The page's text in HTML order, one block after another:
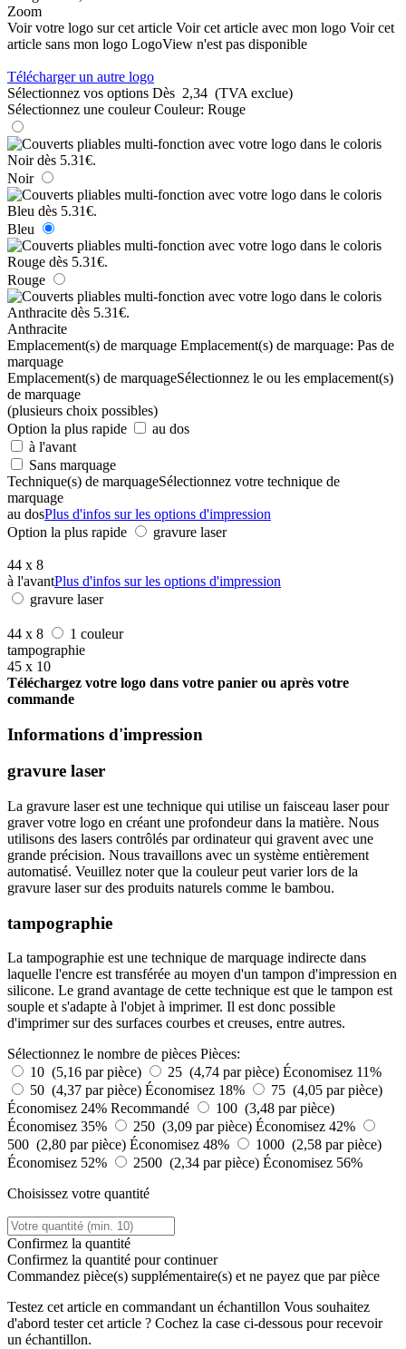
Zoom
Voir votre logo sur cet article Voir cet article avec mon logo Voir cet
article sans mon logo LogoView n'est pas disponible
Télécharger un autre logo
Sélectionnez vos options Dès 2,34 (TVA exclue)
Sélectionnez une couleur Couleur: Rouge
Noir
Bleu
Rouge
Anthracite
Emplacement(s) de marquage Emplacement(s) de marquage: Pas de
marquage
Emplacement(s) de marquageSélectionnez le ou les emplacement(s)
de marquage
(plusieurs choix possibles)
Option la plus rapide
au dos
à l'avant
Sans marquage
Technique(s) de marquageSélectionnez votre technique de
marquage
au dosPlus d'infos sur les options d'impression
Option la plus rapide
gravure laser
44 x 8
à l'avantPlus d'infos sur les options d'impression
gravure laser
44 x 8
1 couleur
tampographie
45 x 10
Téléchargez votre logo dans votre panier ou après votre
commande
Informations d'impression
gravure laser
La gravure laser est une technique qui utilise un faisceau laser pour
graver votre logo en créant une profondeur dans la matière. Nous
utilisons des lasers contrôlés par ordinateur qui gravent avec une
grande précision. Nous travaillons avec un système entièrement
automatisé. Veuillez noter que la couleur peut varier lors de la
gravure laser sur des produits naturels comme le bambou.
tampographie
La tampographie est une technique de marquage indirecte dans
laquelle l'encre est transférée au moyen d'un tampon d'impression en
silicone. Le grand avantage de cette technique est que le tampon est
souple et s'adapte à l'objet à imprimer. Il est donc possible
d'imprimer sur des surfaces courbes et creuses, entre autres.
Sélectionnez le nombre de pièces Pièces:
10 (5,16 par pièce)
25 (4,74 par pièce) Économisez 11%
50 (4,37 par pièce) Économisez 18%
75 (4,05 par pièce)
Économisez 24% Recommandé
100 (3,48 par pièce)
Économisez 35%
250 (3,09 par pièce) Économisez 42%
500 (2,80 par pièce) Économisez 48%
1000 (2,58 par pièce)
Économisez 52%
2500 (2,34 par pièce) Économisez 56%
Choisissez votre quantité
Confirmez la quantité
Confirmez la quantité pour continuer
Commandez pièce(s) supplémentaire(s) et ne payez que par pièce
Testez cet article en commandant un échantillon Vous souhaitez
d'abord tester cet article ? Cochez la case ci-dessous pour recevoir
un échantillon.